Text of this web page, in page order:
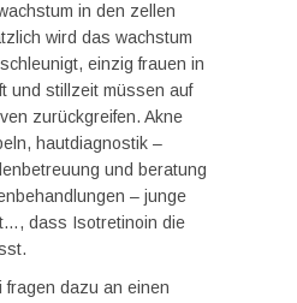
in den zellen
wird das wachstum
einzig frauen in
und stillzeit müssen auf
zurückgreifen. Akne
hautdiagnostik –
und beratung
– junge
dass Isotretinoin die
dazu an einen